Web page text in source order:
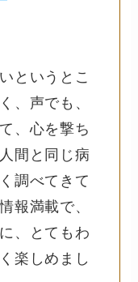
というとこ
、声でも、
、心を撃ち
間と同じ病
調べてきて
報満載で、
、とてもわ
楽しめまし